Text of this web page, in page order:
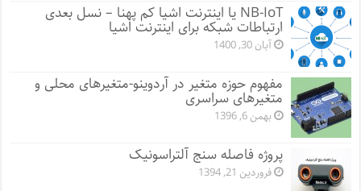
NB-IoT یا اینترنت اشیا کم پهنا – نسل بعدی
ارتباطات شبکه برای اینترنت اشیا
آبان 30, 1400
مفهوم حوزه متغیر در آردوینو-متغیرهای محلی و
متغیرهای سراسری
بهمن 6, 1396
پروژه فاصله سنج آلتراسونیک
فروردین 21, 1394